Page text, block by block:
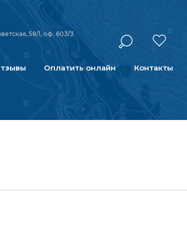
58/1, оф. 603/3 0
Оплатить онлайн Контакты